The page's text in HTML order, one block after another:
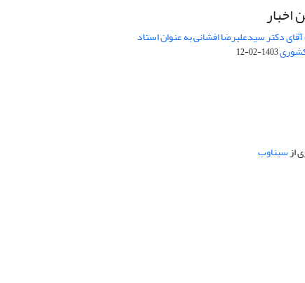
اخبار
دکتر سیدعلیرضا افشانی به عنوان استاد
1403-02-12
ازسیناوب